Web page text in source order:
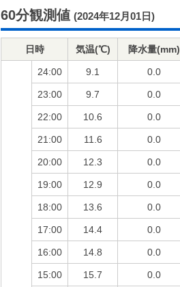
60分観測値 (2024年12月01日)
日時 気温(℃) 降水量(mm)
24:00 9.1 0.0
23:00 9.7 0.0
22:00 10.6 0.0
21:00 11.6 0.0
20:00 12.3 0.0
19:00 12.9 0.0
18:00 13.6 0.0
17:00 14.4 0.0
16:00 14.8 0.0
15:00 15.7 0.0